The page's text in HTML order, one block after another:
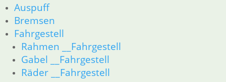
Auspuff
Bremsen
Fahrgestell
Rahmen __Fahrgestell
Gabel __Fahrgestell
Räder __Fahrgestell
31 Telegabel
32 Lenkung
33 Antrieb
34 Bremsen
36 Räder
46 Rahmen & Verkleidung
51 Spiegel & Schlösser